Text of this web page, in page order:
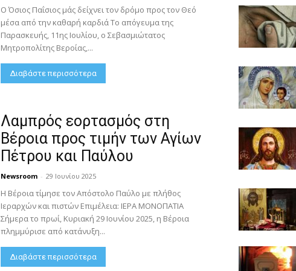
Ο Όσιος Παΐσιος μάς δείχνει τον δρόμο προς τον Θεό
μέσα από την καθαρή καρδιά Το απόγευμα της
Παρασκευής, 11ης Ιουλίου, ο Σεβασμιώτατος
Μητροπολίτης Βεροίας,...
Διαβάστε περισσότερα
Λαμπρός εορτασμός στη
Βέροια προς τιμήν των Αγίων
Πέτρου και Παύλου
Newsroom - 29 Ιουνίου 2025
Η Βέροια τίμησε τον Απόστολο Παύλο με πλήθος
Ιεραρχών και πιστών Επιμέλεια: ΙΕΡΑ ΜΟΝΟΠΑΤΙΑ
Σήμερα το πρωί, Κυριακή 29 Ιουνίου 2025, η Βέροια
πλημμύρισε από κατάνυξη...
Διαβάστε περισσότερα